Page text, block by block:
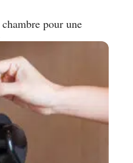
pour une